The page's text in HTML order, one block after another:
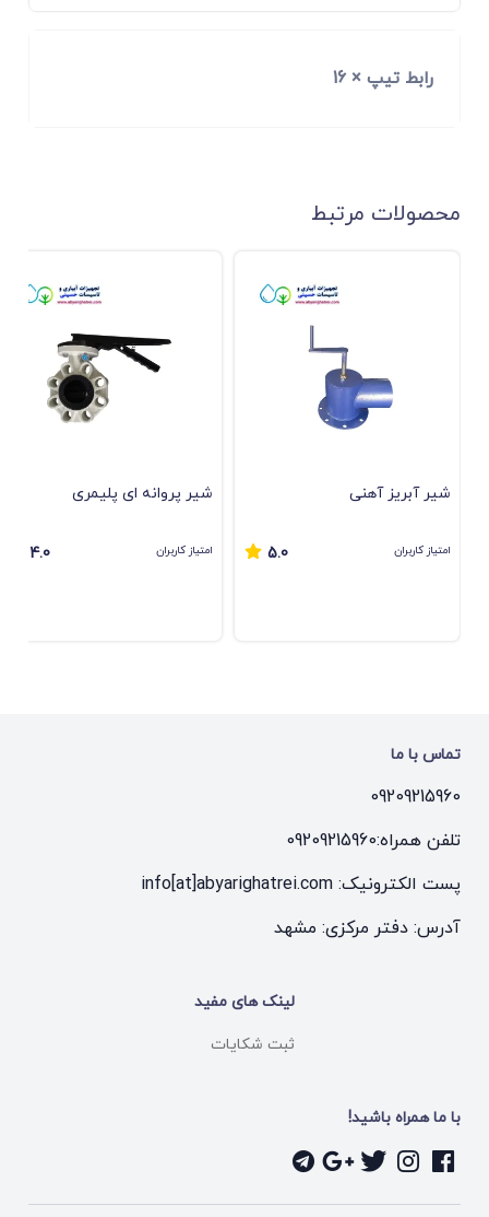
رابط تیپ × 16
محصولات مرتبط
شیر آبریز آهنی
امتیاز کاربران 5.0
ﺷﯿﺮ ﭘﺮواﻧﻪ ای ﭘﻠﯿﻤﺮی
امتیاز کاربران 4.0
تماس با ما
09209215960
تلفن همراه:09209215960
پست الکترونیک: info[at]abyarighatrei.com
آدرس: دفتر مرکزی: مشهد
لینک های مفید
ثبت شکایات
با ما همراه باشید!